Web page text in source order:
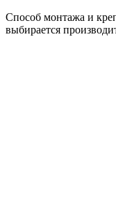
Способ монтажа и
выбирается